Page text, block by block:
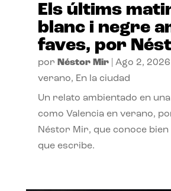
Els últims
blanc i negre
faves, por
por Néstor Mir| Ago 2, 2026
verano, En la ciudad
Un relato ambientado en
como Valencia en verano,
Néstor Mir, que conoce
que escribe.